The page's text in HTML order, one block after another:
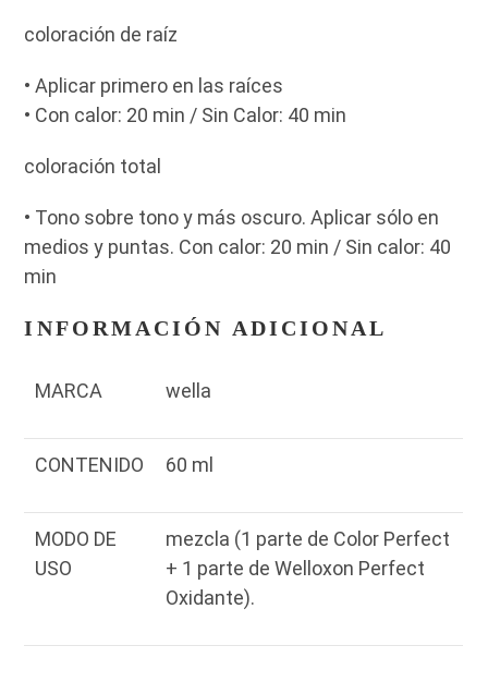
coloración de raíz
• Aplicar primero en las raíces
• Con calor: 20 min / Sin Calor: 40 min
coloración total
• Tono sobre tono y más oscuro. Aplicar sólo en
medios y puntas. Con calor: 20 min / Sin calor: 40
min
INFORMACIÓN ADICIONAL
MARCA wella
CONTENIDO 60 ml
MODO DE
USO
mezcla (1 parte de Color Perfect
+ 1 parte de Welloxon Perfect
Oxidante).